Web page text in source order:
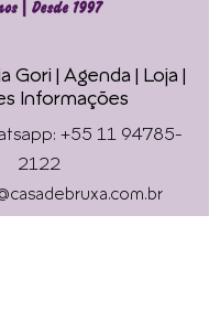
Ritual
Gori | Agenda | Loja |
Informações
+55 11 94785-
2122